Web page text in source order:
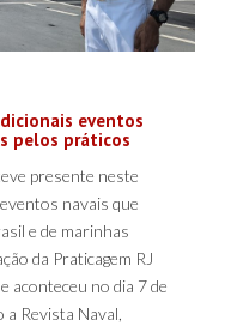
eventos
pelos práticos
presente neste
navais que
e de marinhas
da Praticagem RJ
aconteceu no dia 7 de
a Revista Naval,